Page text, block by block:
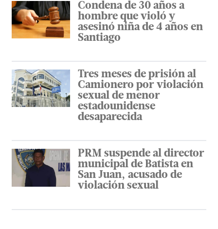
Condena de 30 años a
hombre que violó y
asesinó niña de 4 años en
Santiago
Tres meses de prisión al
Camionero por violación
sexual de menor
estadounidense
desaparecida
PRM suspende al director
municipal de Batista en
San Juan, acusado de
violación sexual